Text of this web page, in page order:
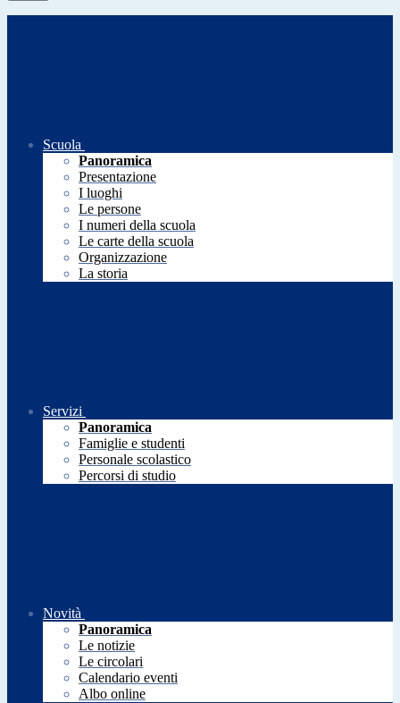
Scuola
Panoramica
Presentazione
I luoghi
Le persone
I numeri della scuola
Le carte della scuola
Organizzazione
La storia
Servizi
Panoramica
Famiglie e studenti
Personale scolastico
Percorsi di studio
Novità
Panoramica
Le notizie
Le circolari
Calendario eventi
Albo online